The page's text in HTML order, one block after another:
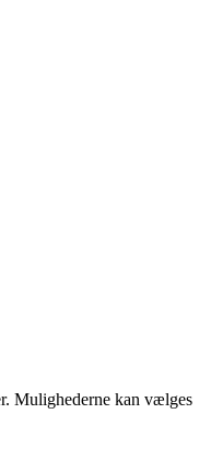
Mulighederne kan vælges